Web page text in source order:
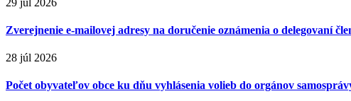
Zverejnenie e-mailovej adresy na doručenie oznámenia o delegovaní
28 júl 2026
Počet obyvateľov obce ku dňu vyhlásenia volieb do orgánov